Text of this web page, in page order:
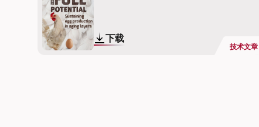
下载
技术文章